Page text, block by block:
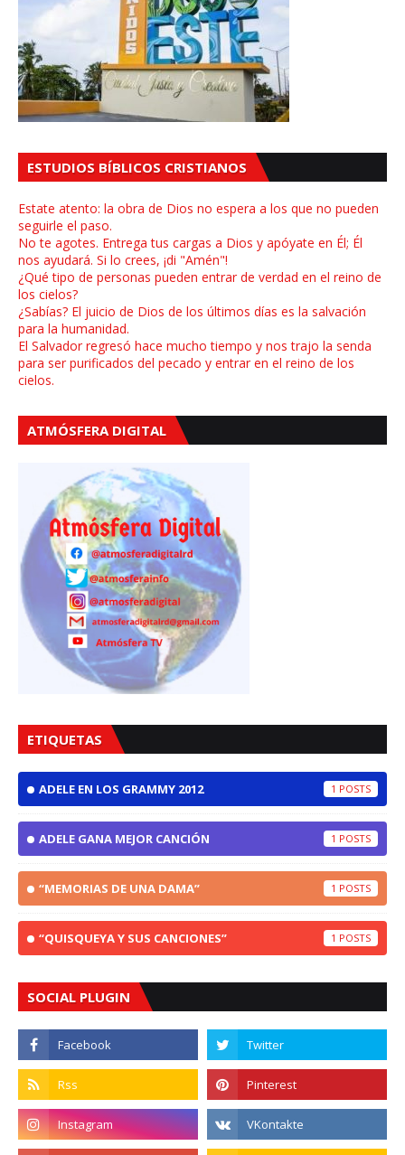
ESTUDIOS BÍBLICOS CRISTIANOS
Estate atento: la obra de Dios no espera a los que no pueden
seguirle el paso.
No te agotes. Entrega tus cargas a Dios y apóyate en Él; Él
nos ayudará. Si lo crees, ¡di "Amén"!
¿Qué tipo de personas pueden entrar de verdad en el reino de
los cielos?
¿Sabías? El juicio de Dios de los últimos días es la salvación
para la humanidad.
El Salvador regresó hace mucho tiempo y nos trajo la senda
para ser purificados del pecado y entrar en el reino de los
cielos.
ATMÓSFERA DIGITAL
ETIQUETAS
ADELE EN LOS GRAMMY 2012 1
ADELE GANA MEJOR CANCIÓN 1
“MEMORIAS DE UNA DAMA” 1
“QUISQUEYA Y SUS CANCIONES” 1
SOCIAL PLUGIN